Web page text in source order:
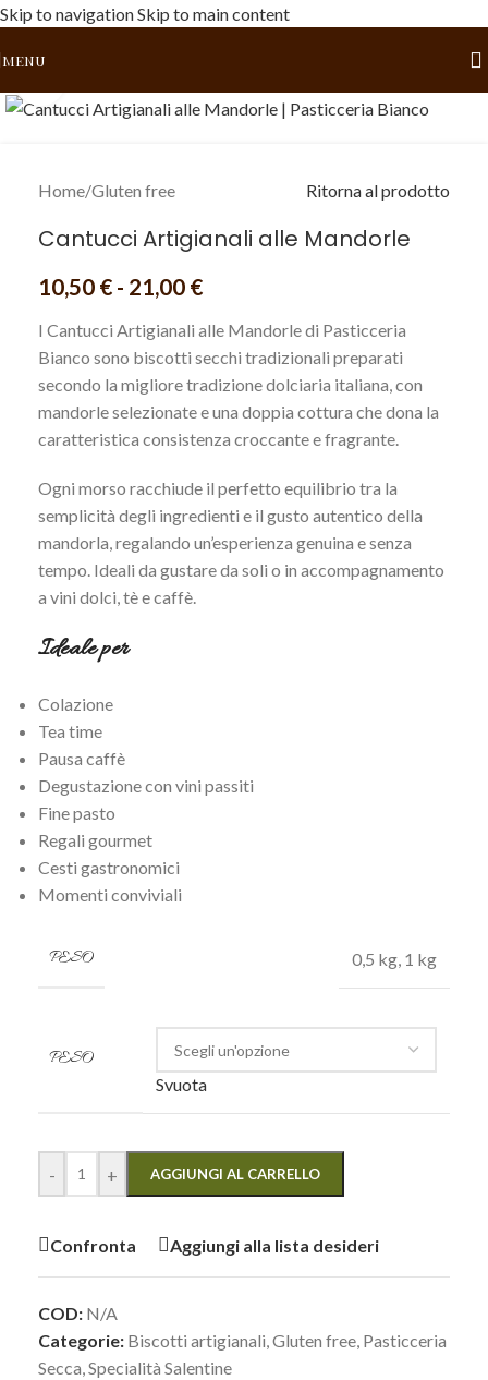
Skip to navigationSkip to main content
MENU
Home/Gluten free Ritorna al prodotto
Cantucci Artigianali alle Mandorle
10,50 € - 21,00 €
I Cantucci Artigianali alle Mandorle di Pasticceria
Bianco sono biscotti secchi tradizionali preparati
secondo la migliore tradizione dolciaria italiana, con
mandorle selezionate e una doppia cottura che dona la
caratteristica consistenza croccante e fragrante.
Ogni morso racchiude il perfetto equilibrio tra la
semplicità degli ingredienti e il gusto autentico della
mandorla, regalando un’esperienza genuina e senza
tempo. Ideali da gustare da soli o in accompagnamento
a vini dolci, tè e caffè.
Ideale per
Colazione
Tea time
Pausa caffè
Degustazione con vini passiti
Fine pasto
Regali gourmet
Cesti gastronomici
Momenti conviviali
PESO 0,5 kg, 1 kg
PESO
Svuota
- + AGGIUNGI AL CARRELLO
Confronta Aggiungi alla lista desideri
COD: N/A
Categorie: Biscotti artigianali,Gluten free, Pasticceria
Secca,Specialità Salentine